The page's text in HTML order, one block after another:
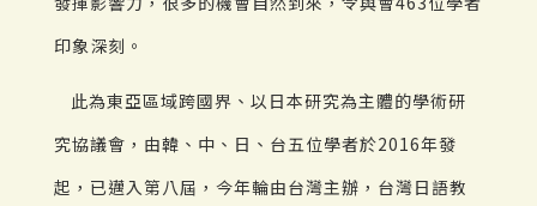
印象深刻。
此為東亞區域跨國界、以日本研究為主體的學術研
究協議會，由韓、中、日、台五位學者於2016年發
起，已邁入第八屆，今年輪由台灣主辦，台灣日語教